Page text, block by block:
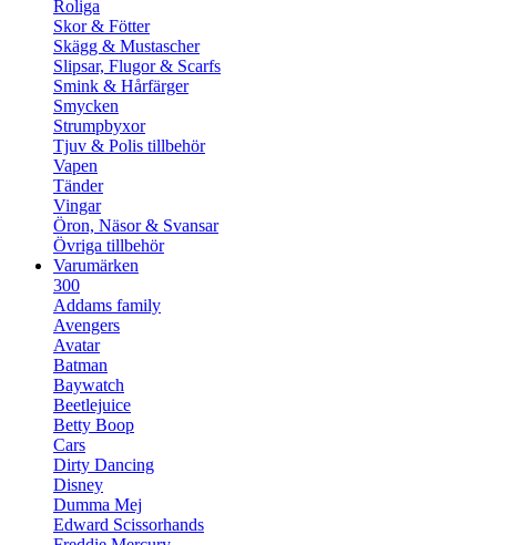
Roliga
Skor & Fötter
Skägg & Mustascher
Slipsar, Flugor & Scarfs
Smink & Hårfärger
Smycken
Strumpbyxor
Tjuv & Polis tillbehör
Vapen
Tänder
Vingar
Öron, Näsor & Svansar
Övriga tillbehör
Varumärken
300
Addams family
Avengers
Avatar
Batman
Baywatch
Beetlejuice
Betty Boop
Cars
Dirty Dancing
Disney
Dumma Mej
Edward Scissorhands